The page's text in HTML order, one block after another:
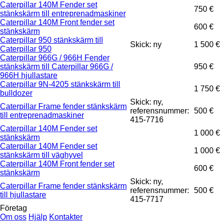
Caterpillar 140M Fender set
stänkskärm till entreprenadmaskiner
750 €
Caterpillar 140M Front fender set
stänkskärm
600 €
Caterpillar 950 stänkskärm till
Caterpillar 950
Skick: ny
1 500 €
Caterpillar 966G / 966H Fender
stänkskärm till Caterpillar 966G /
966H hjullastare
950 €
Caterpillar 9N-4205 stänkskärm till
bulldozer
1 750 €
Caterpillar Frame fender stänkskärm
till entreprenadmaskiner
Skick: ny,
referensnummer:
415-7716
500 €
Caterpillar 140M Fender set
stänkskärm
1 000 €
Caterpillar 140M Fender set
stänkskärm till väghyvel
1 000 €
Caterpillar 140M Front fender set
stänkskärm
600 €
Caterpillar Frame fender stänkskärm
till hjullastare
Skick: ny,
referensnummer:
415-7717
500 €
Företag
Om oss Hjälp Kontakter